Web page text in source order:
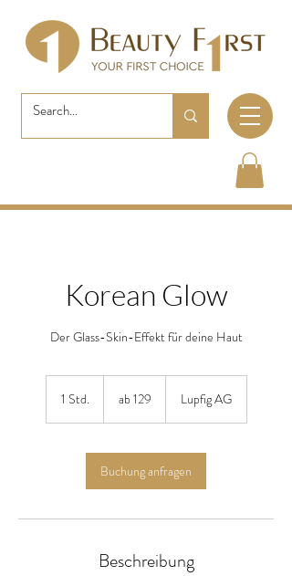
Korean Glow
Der Glass-Skin-Effekt für deine Haut
1 Std.
d
ab 129 Lupfig AG
Buchung anfragen
Beschreibung